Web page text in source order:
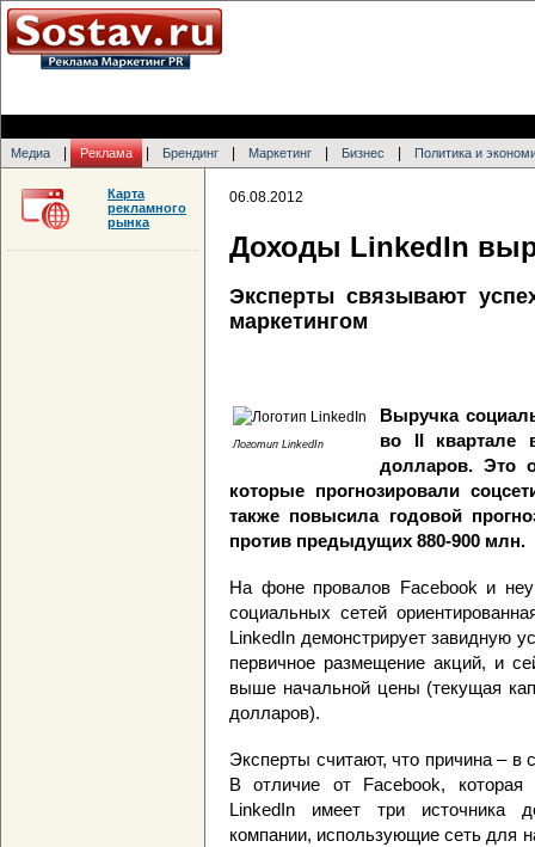
Медиа Реклама Брендинг Маркетинг Бизнес Политика и
06.08.2012
Доходы LinkedIn
Эксперты связывают
маркетингом
Логотип LinkedIn
Выручка
во II квартале
долларов. Это
которые прогнозировали
также повысила годовой
против предыдущих 880-900 млн.
На фоне провалов Facebook и
социальных сетей
LinkedIn демонстрирует завидную
первичное размещение акций, и
выше начальной цены (текущая
долларов).
Эксперты считают, что причина – в
В отличие от Facebook, которая
LinkedIn имеет три источника
компании, использующие сеть для
Карта
рекламного
рынка